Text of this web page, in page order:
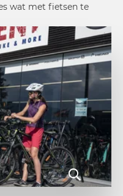
wat met fietsen te